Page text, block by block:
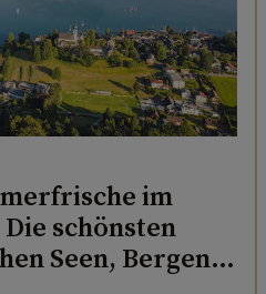
im
schönsten
Seen, Bergen